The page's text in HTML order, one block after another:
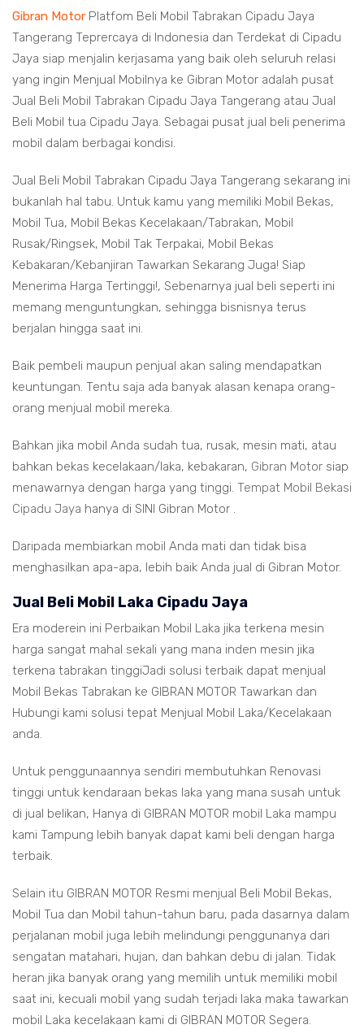
Gibran Motor Platfom Beli Mobil Tabrakan Cipadu Jaya
Tangerang Teprercaya di Indonesia dan Terdekat di Cipadu
Jaya siap menjalin kerjasama yang baik oleh seluruh relasi
yang ingin Menjual Mobilnya ke Gibran Motor adalah pusat
Jual Beli Mobil Tabrakan Cipadu Jaya Tangerang atau Jual
Beli Mobil tua Cipadu Jaya. Sebagai pusat jual beli penerima
mobil dalam berbagai kondisi.
Jual Beli Mobil Tabrakan Cipadu Jaya Tangerang sekarang ini
bukanlah hal tabu. Untuk kamu yang memiliki Mobil Bekas,
Mobil Tua, Mobil Bekas Kecelakaan/Tabrakan, Mobil
Rusak/Ringsek, Mobil Tak Terpakai, Mobil Bekas
Kebakaran/Kebanjiran Tawarkan Sekarang Juga! Siap
Menerima Harga Tertinggi!, Sebenarnya jual beli seperti ini
memang menguntungkan, sehingga bisnisnya terus
berjalan hingga saat ini.
Baik pembeli maupun penjual akan saling mendapatkan
keuntungan. Tentu saja ada banyak alasan kenapa orang-
orang menjual mobil mereka.
Bahkan jika mobil Anda sudah tua, rusak, mesin mati, atau
bahkan bekas kecelakaan/laka, kebakaran, Gibran Motor siap
menawarnya dengan harga yang tinggi. Tempat Mobil Bekasi
Cipadu Jaya hanya di SINI Gibran Motor .
Daripada membiarkan mobil Anda mati dan tidak bisa
menghasilkan apa-apa, lebih baik Anda jual di Gibran Motor.
Jual Beli Mobil Laka Cipadu Jaya
Era moderein ini Perbaikan Mobil Laka jika terkena mesin
harga sangat mahal sekali yang mana inden mesin jika
terkena tabrakan tinggiJadi solusi terbaik dapat menjual
Mobil Bekas Tabrakan ke GIBRAN MOTOR Tawarkan dan
Hubungi kami solusi tepat Menjual Mobil Laka/Kecelakaan
anda.
Untuk penggunaannya sendiri membutuhkan Renovasi
tinggi untuk kendaraan bekas laka yang mana susah untuk
di jual belikan, Hanya di GIBRAN MOTOR mobil Laka mampu
kami Tampung lebih banyak dapat kami beli dengan harga
terbaik.
Selain itu GIBRAN MOTOR Resmi menjual Beli Mobil Bekas,
Mobil Tua dan Mobil tahun-tahun baru, pada dasarnya dalam
perjalanan mobil juga lebih melindungi penggunanya dari
sengatan matahari, hujan, dan bahkan debu di jalan. Tidak
heran jika banyak orang yang memilih untuk memiliki mobil
saat ini, kecuali mobil yang sudah terjadi laka maka tawarkan
mobil Laka kecelakaan kami di GIBRAN MOTOR Segera.